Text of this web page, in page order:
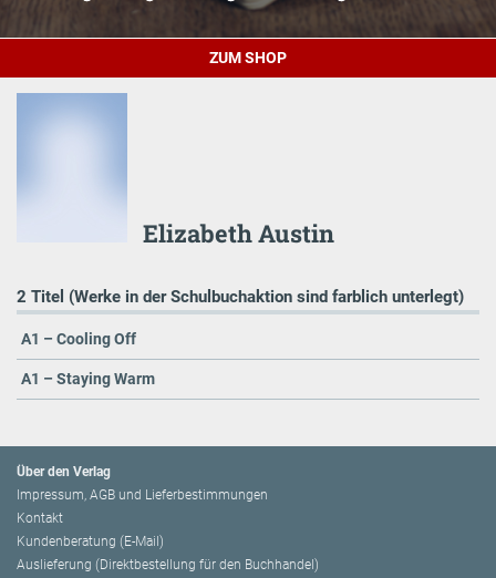
ZUM SHOP
Elizabeth Austin
2 Titel (Werke in der Schulbuchaktion sind farblich unterlegt)
A1 – Cooling Off
A1 – Staying Warm
Über den Verlag
Impressum, AGB und Lieferbestimmungen
Kontakt
Kundenberatung (E-Mail)
Auslieferung (Direktbestellung für den Buchhandel)